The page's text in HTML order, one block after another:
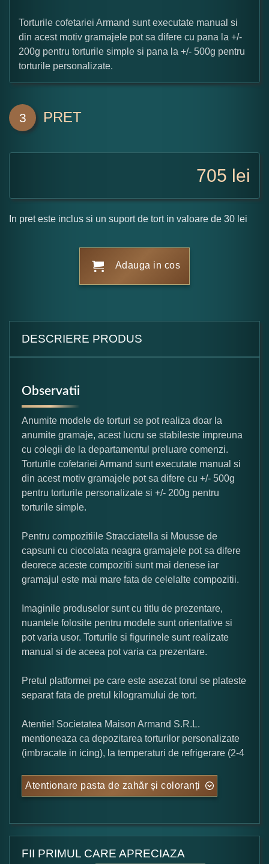
Torturile cofetariei Armand sunt executate manual si
din acest motiv gramajele pot sa difere cu pana la +/-
200g pentru torturile simple si pana la +/- 500g pentru
torturile personalizate.
3 PRET
705 lei
In pret este inclus si un suport de tort in valoare de 30 lei
Adauga in cos
DESCRIERE PRODUS
Observatii
Anumite modele de torturi se pot realiza doar la
anumite gramaje, acest lucru se stabileste impreuna
cu colegii de la departamentul preluare comenzi.
Torturile cofetariei Armand sunt executate manual si
din acest motiv gramajele pot sa difere cu +/- 500g
pentru torturile personalizate si +/- 200g pentru
torturile simple.
Pentru compozitiile Stracciatella si Mousse de
capsuni cu ciocolata neagra gramajele pot sa difere
deorece aceste compozitii sunt mai denese iar
gramajul este mai mare fata de celelalte compozitii.
Imaginile produselor sunt cu titlu de prezentare,
nuantele folosite pentru modele sunt orientative si
pot varia usor. Torturile si figurinele sunt realizate
manual si de aceea pot varia ca prezentare.
Pretul platformei pe care este asezat torul se plateste
separat fata de pretul kilogramului de tort.
Atentie! Societatea Maison Armand S.R.L.
mentioneaza ca depozitarea torturilor personalizate
(imbracate in icing), la temperaturi de refrigerare (2-4
Atentionare pasta de zahăr și coloranți
FII PRIMUL CARE APRECIAZA